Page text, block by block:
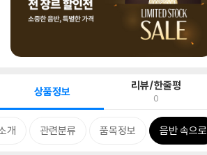
상품정보 리뷰/한줄평
0
개 관련분류 품목정보 음반 속으로